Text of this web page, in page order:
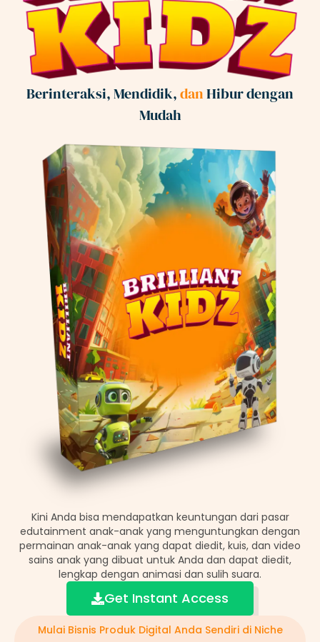
Berinteraksi, Mendidik,danHibur dengan
Mudah
Kini Anda bisa mendapatkan keuntungan dari pasar
edutainment anak-anak yang menguntungkan dengan
permainan anak-anak yang dapat diedit, kuis, dan video
sains anak yang dibuat untuk Anda dan dapat diedit,
lengkap dengan animasi dan sulih suara.
Get Instant Access
Mulai Bisnis Produk Digital Anda Sendiri di Niche